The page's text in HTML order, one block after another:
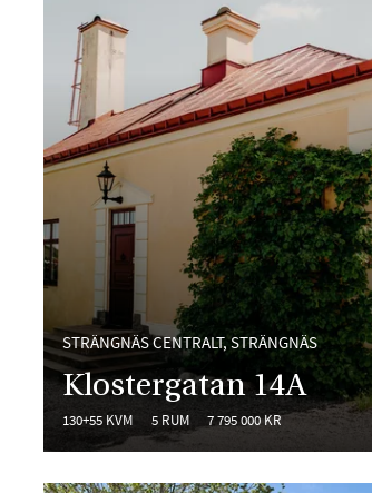
STRÄNGNÄS CENTRALT, STRÄNGNÄS
Klostergatan 14A
130+55 KVM 5 RUM 7 795 000 KR